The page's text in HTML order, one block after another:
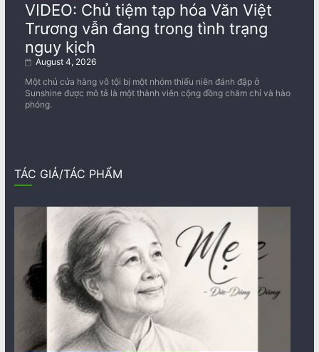
VIDEO: Chủ tiệm tạp hóa Văn Việt
Trương vẫn đang trong tình trạng
nguy kịch
August 4, 2026
Một chủ cửa hàng vô tội bị một nhóm thiếu niên đánh đập ở
Sunshine được mô tả là một thành viên cộng đồng chăm chỉ và hào
phóng.
TÁC GIẢ/TÁC PHẨM